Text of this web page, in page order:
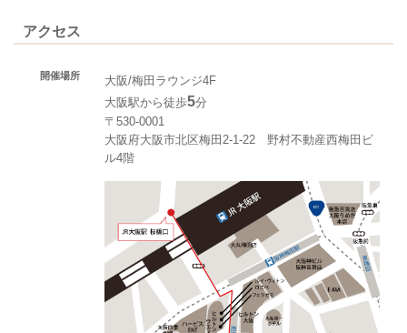
アクセス
開催場所
大阪/梅田ラウンジ4F
大阪駅から徒歩5分
〒530-0001
大阪府大阪市北区梅田2-1-22 野村不動産西梅田ビ
ル4階